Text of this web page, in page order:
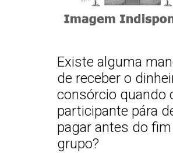
Existe alguma
de receber o
consórcio quando
participante pára
pagar antes do
grupo?